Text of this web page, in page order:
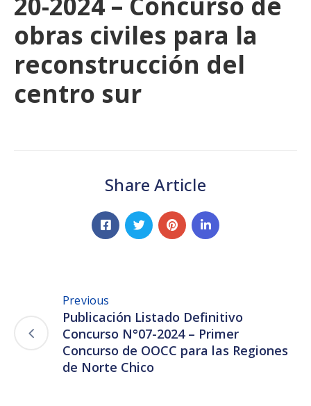
obras civiles para la
reconstrucción del
centro sur
Share Article
Previous
Publicación Listado Definitivo
Concurso N°07-2024 – Primer
Concurso de OOCC para las Regiones
de Norte Chico